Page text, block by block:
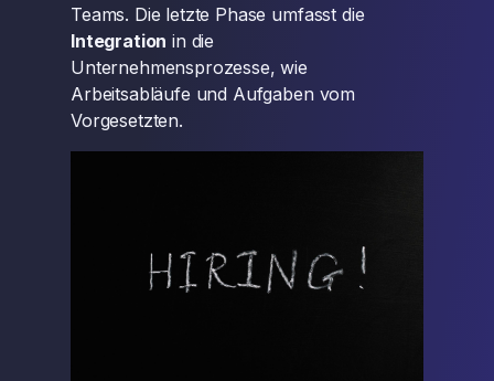
Teams. Die letzte Phase umfasst die
Integration in die
Unternehmensprozesse, wie
Arbeitsabläufe und Aufgaben vom
Vorgesetzten.